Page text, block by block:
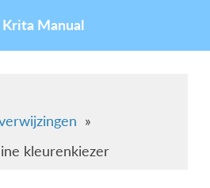
Krita Manual
»
kleurenkiezer